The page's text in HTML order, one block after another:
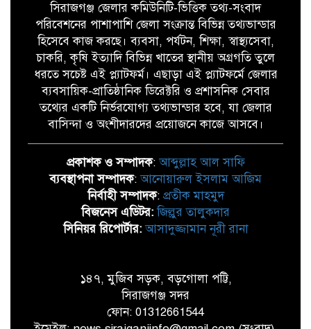
সিরাজগঞ্জ জেলার কমিউনিটি-ভিত্তিক তথ্য-সংবাদ
পরিবেশনের পাশাপাশি জেলা সংক্রান্ত বিভিন্ন তথ্যভান্ডার
হিসেবে কাজ করছে। ব্যবসা, পর্যটন, শিক্ষা, স্বাস্থ্যসেবা,
চাকরি, কৃষি ইত্যাদি বিভিন্ন খাতের স্থানীয় অগ্রগতি তুলে
ধরতে সচেষ্ট এই প্ল্যাটফর্ম। এছাড়া এই প্ল্যাটফর্মে জেলার
ব্যবসায়িক-প্রাতিষ্ঠানিক ডিরেক্টরি ও প্রশাসনিক সেবার
তথ্যের একটি নির্ভরযোগ্য তথ্যভান্ডার হবে, যা জেলার
বাসিন্দা ও অংশীদারদের প্রয়োজনে কাজে আসবে।
প্রকাশক ও সম্পাদক:আব্দুল্লাহ আল সাফি
ব্যবস্থাপনা সম্পাদক:আনোয়ারুল ইসলাম আজিম
নির্বাহী সম্পাদক: প্রতীক মাহমুদ
বিজনেস এডিটর: জিল্লুর তালুকদার
সিনিয়র রিপোর্টার: আসাদুজ্জামান নূরী রানা
১৪৭, মুজিব সড়ক, বড়গোলা পট্টি,
সিরাজগঞ্জ সদর
ফোন: 01312661544